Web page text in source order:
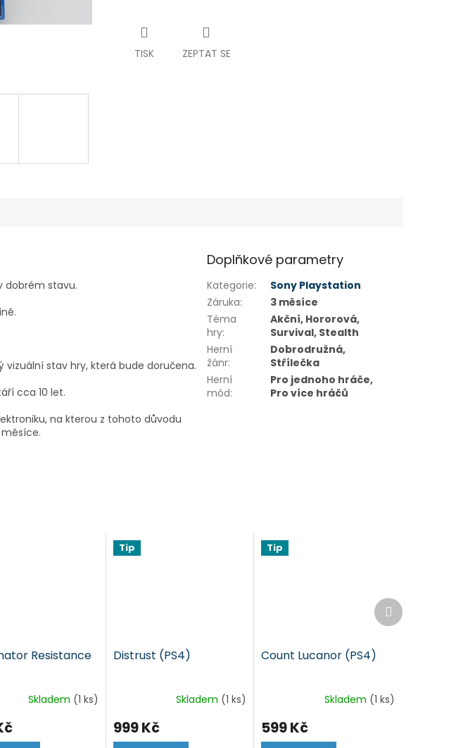
TISK ZEPTAT SE
dobrém stavu.
stav hry, která bude doručena.
cca 10 let.
na kterou z tohoto důvodu
Doplňkové parametry
Kategorie:
Sony Playstation
Záruka:
3 měsíce
Téma
hry:
Akční, Hororová,
Survival, Stealth
Herní
žánr:
Dobrodružná,
Střílečka
Herní
mód:
Pro jednoho hráče,
Pro více hráčů
Resistance
Skladem (1 ks)
Tip
Distrust (PS4)
Skladem (1 ks)
999 Kč
Tip
Count Lucanor (PS4)
Skladem (1 ks)
599 Kč
Další
produkt